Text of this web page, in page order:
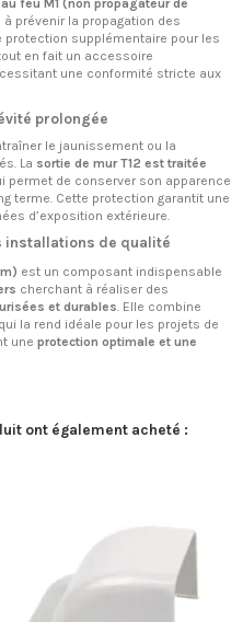
feu M1 (non propagateur de
prévenir la propagation des
supplémentaire pour les
en fait un accessoire
une conformité stricte aux
prolongée
le jaunissement ou la
La sortie de mur T12 est traitée
permet de conserver son apparence
terme. Cette protection garantit une
d’exposition extérieure.
installations de qualité
est un composant indispensable
cherchant à réaliser des
et durables. Elle combine
la rend idéale pour les projets de
une protection optimale et une
ont également acheté :